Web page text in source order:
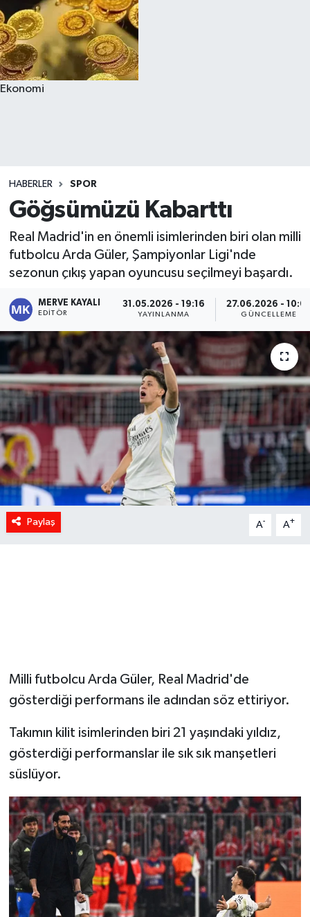
Ekonomi
HABERLER SPOR
Göğsümüzü Kabarttı
Real Madrid'in en önemli isimlerinden biri olan milli
futbolcu Arda Güler, Şampiyonlar Ligi'nde
sezonun çıkış yapan oyuncusu seçilmeyi başardı.
MERVE KAYALI
EDITÖR
31.05.2026 - 19:16
YAYINLANMA
27.06.2026 -
GÜNCELLEME
Paylaş A- A+
Milli futbolcu Arda Güler, Real Madrid'de
gösterdiği performans ile adından söz ettiriyor.
Takımın kilit isimlerinden biri 21 yaşındaki yıldız,
gösterdiği performanslar ile sık sık manşetleri
süslüyor.